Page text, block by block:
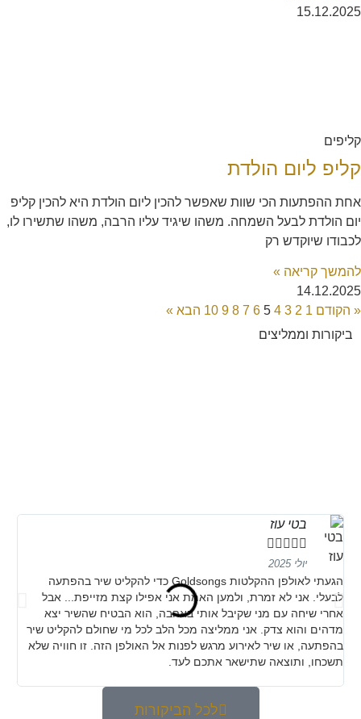
15.12.2025
קליפים
קליפ ליום הולדת
אחת ההפתעות הכי שוות שאפשר להכין ליום הולדת היא להכין קליפ
יום הולדת לבעל השמחה. משהו שיגיד עליו הרבה, משהו שתשירו לו,
לכבודו שיוקדש רק
להמשך קריאה »
14.12.2025
« הקודם 1
2
3
4
5
6
7
8
9
10 הבא »
ביקורות וממליצים
בטי עוז
    
יולי 2025
הגעתי לאולפן ההקלטות Goldsongs כדי להקליט שיר בהפתעה
לבעלי. אני לא זמרת, ולמען האמת אני אפילו קצת מזייפת... אבל
אחרי שיחה עם מני שקיבל אותי באהבה, הוא הבטיח שהשיר יצא
מדהים והוא צדק. אני ממליצה מכל הלב לכל מי שחולם להקליט שיר
בהפתעה, או שיר לאירוע מרגש לפנות אל האולפן הזה. זו חוויה שלא
תשכחו, ותוצאה שתישאר אתכם לעד.
לכל הביקורות